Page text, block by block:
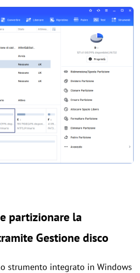
partizionare la
Gestione disco
strumento integrato in Windows